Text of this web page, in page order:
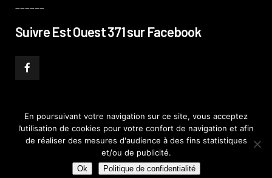
Suivre Est Ouest 371 sur Facebook
© PHILIPPE PATAUD CÉLÉRIER 2019–MENTIONS LÉGALES–POLITIQUE DE
CONFIDENTIALITÉ–PLAN DE SITE
En poursuivant votre navigation sur ce site, vous acceptez
l’utilisation de cookies pour votre confort de navigation et afin
de réaliser des mesures d'audience à des fins statistiques
et/ou de publicité.
Ok Politique de confidentialité